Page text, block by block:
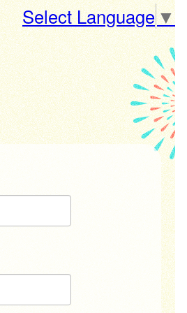
Select Language▼